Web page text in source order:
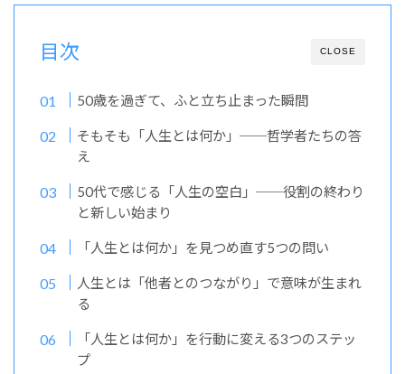
CLOSE
目次
50歳を過ぎて、ふと立ち止まった瞬間
そもそも「人生とは何か」──哲学者たちの答
え
50代で感じる「人生の空白」──役割の終わり
と新しい始まり
「人生とは何か」を見つめ直す5つの問い
人生とは「他者とのつながり」で意味が生まれ
る
「人生とは何か」を行動に変える3つのステッ
プ